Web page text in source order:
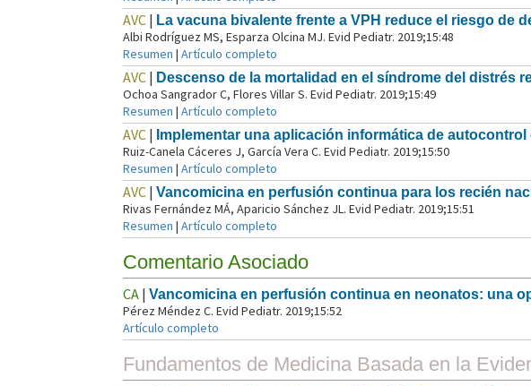
AVC | La vacuna bivalente frente a VPH reduce el riesgo de
Albi Rodríguez MS, Esparza Olcina MJ. Evid Pediatr. 2019;15:48
Resumen | Artículo completo
AVC | Descenso de la mortalidad en el síndrome del distrés
Ochoa Sangrador C, Flores Villar S. Evid Pediatr. 2019;15:49
Resumen | Artículo completo
AVC | Implementar una aplicación informática de
Ruiz-Canela Cáceres J, García Vera C. Evid Pediatr. 2019;15:50
Resumen | Artículo completo
AVC | Vancomicina en perfusión continua para los recién
Rivas Fernández MÁ, Aparicio Sánchez JL. Evid Pediatr. 2019;15:51
Resumen | Artículo completo
Comentario Asociado
CA | Vancomicina en perfusión continua en neonatos: una
Pérez Méndez C. Evid Pediatr. 2019;15:52
Artículo completo
Fundamentos de Medicina Basada en la